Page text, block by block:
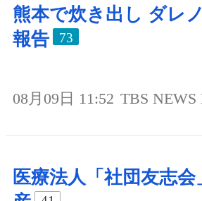
熊本で炊き出し ダレ
報告
73
08月09日 11:52 TBS NEWS
医療法人「社団友志会